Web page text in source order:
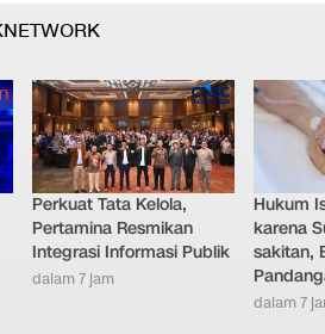
Perkuat Tata Kelola,
Pertamina Resmikan
Integrasi Informasi Publik
dalam 7 jam
Hukum
karena
sakitan,
dalam 7